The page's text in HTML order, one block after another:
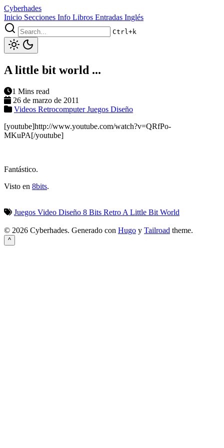
Cyberhades
Inicio Secciones Info Libros Entradas Inglés
Ctrl+k
A little bit world ...
1 Mins read
26 de marzo de 2011
Videos RetrocomputerJuegos Diseño
[youtube]http://www.youtube.com/watch?v=QRfPo-
MKuPA[/youtube]
Fantástico.
Visto en 8bits.
Juegos Video Diseño 8 Bits Retro A Little Bit World
© 2026 Cyberhades. Generado con Hugo y Tailroad theme.
^